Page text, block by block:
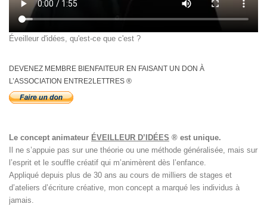
Éveilleur d'idées, qu'est-ce que c'est ?
DEVENEZ MEMBRE BIENFAITEUR EN FAISANT UN DON À
L’ASSOCIATION ENTRE2LETTRES ®
Le concept animateur ÉVEILLEUR D’IDÉES ® est unique.
Il ne s’appuie pas sur une théorie ou une méthode généralisée, mais sur
l’esprit et le souffle créatif qui m’animèrent dès l’enfance.
Appliqué depuis plus de 30 ans au cours de milliers de stages et
d’ateliers d’écriture créative, mon concept a marqué les individus à
jamais.